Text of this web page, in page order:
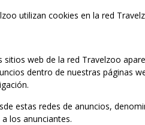
utilizan cookies en la red
sitios web de la red Travelzoo
dentro de nuestras páginas
estas redes de anuncios,
los anunciantes.